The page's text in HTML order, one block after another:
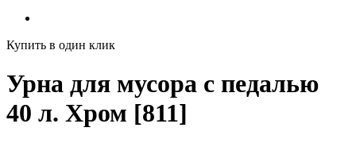
Купить в один клик
Урна для мусора с педалью
40 л. Хром [811]